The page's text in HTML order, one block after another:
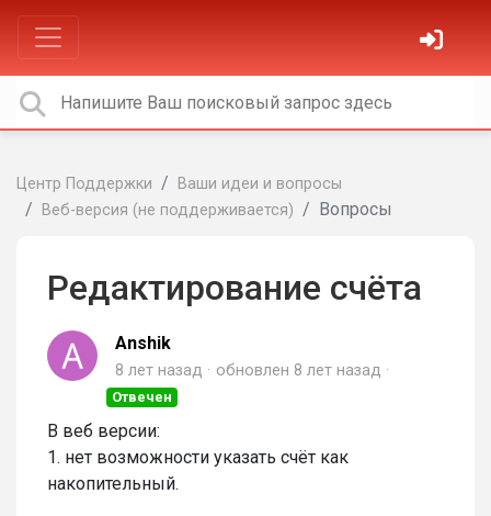
Центр Поддержки
Ваши идеи и вопросы
Веб-версия (не поддерживается)
Вопросы
Редактирование счёта
Anshik
8 лет назад обновлен 8 лет назад
Отвечен
В веб версии:
1. нет возможности указать счёт как
накопительный.